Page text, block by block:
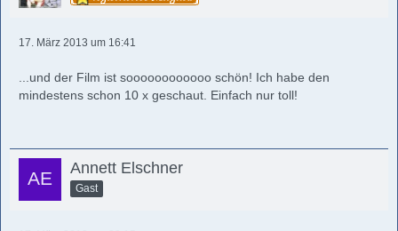
17. März 2013 um 16:41
...und der Film ist soooooooooooo schön! Ich habe den
mindestens schon 10 x geschaut. Einfach nur toll!
Annett Elschner
Gast